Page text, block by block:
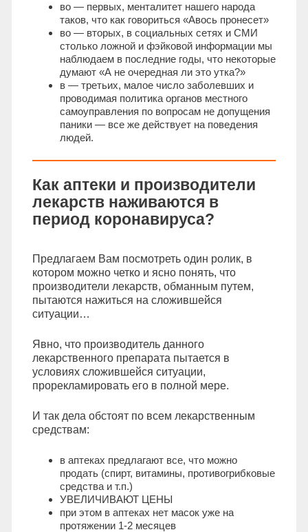
во — первых, менталитет нашего народа
таков, что как говориться «Авось пронесет»
во — вторых, в социальных сетях и СМИ
столько ложной и фэйковой информации мы
наблюдаем в последние годы, что некоторые
думают «А не очередная ли это утка?»
в — третьих, малое число заболевших и
проводимая политика органов местного
самоуправления по вопросам не допущения
паники — все же действует на поведения
людей.
Как аптеки и производители
лекарств наживаются в
период коронавируса?
Предлагаем Вам посмотреть один ролик, в
котором можно четко и ясно понять, что
производители лекарств, обманным путем,
пытаются нажиться на сложившейся
ситуации…
Явно, что производитель данного
лекарственного препарата пытается в
условиях сложившейся ситуации,
прорекламировать его в полной мере.
И так дела обстоят по всем лекарственным
средствам:
в аптеках предлагают все, что можно
продать (спирт, витамины, противогрибковые
средства и т.п.)
УВЕЛИЧИВАЮТ ЦЕНЫ
при этом в аптеках нет масок уже на
протяжении 1-2 месяцев